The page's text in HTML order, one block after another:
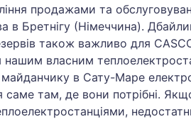
продажами та
в Бретнігу (Німеччина).
також важливо для
власним
в Сату-Маре
там, де вони потрібні. Якщо